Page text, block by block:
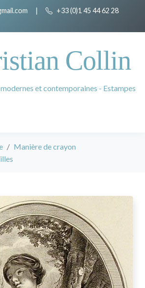
| +33 (0)1 45 44 62 28
Collin
et contemporaines - Estampes
Manière de crayon